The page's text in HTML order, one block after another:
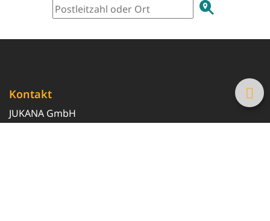
Kontakt
JUKANA GmbH